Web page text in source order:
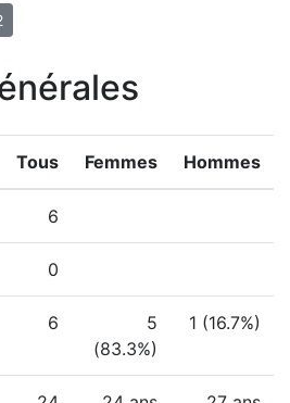
Tous Femmes Hommes
6
0
6
5
(83.3%)
1 (16.7%)